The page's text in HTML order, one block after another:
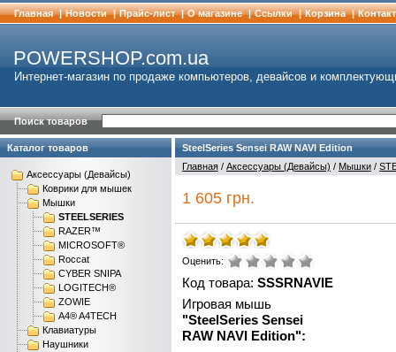
Главная | Новости | Прайс-лист | О магазине | Cсылки | Корзина |
POWERSHOP.com.ua
Интернет-магазин по продаже компьютеров, девайсов и
Поиск товаров
Каталог товаров
Аксессуары (Девайсы)
Коврики для мышек
Мышки
STEELSERIES
RAZER™
MICROSOFT®
Roccat
CYBER SNIPA
LOGITECH®
ZOWIE
A4® A4TECH
Клавиатуры
Наушники
SteelSeries Sensei RAW NAVI Edition
Главная / Аксессуары (Девайсы) / Мышки /
1 605 грн.
Оценить:
Код товара: SSSRNAVIE
Игровая мышь
"SteelSeries Sensei
RAW NAVI Edition":